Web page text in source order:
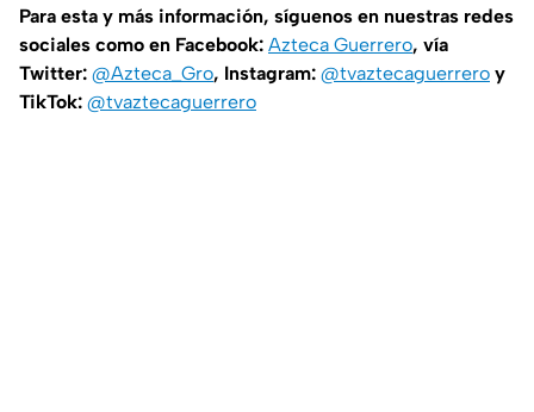
Para esta y más información, síguenos en nuestras redes
sociales como en Facebook: Azteca Guerrero, vía
Twitter: @Azteca_Gro, Instagram: @tvaztecaguerrero y
TikTok: @tvaztecaguerrero